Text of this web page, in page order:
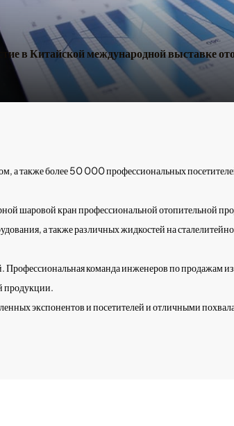
в Китайской международной выставке
а также более 50 000 профессиональных
шаровой кран профессиональной отопительной
а также различных жидкостей на
Профессиональная команда инженеров по продажам
продукции.
экспонентов и посетителей и отличными